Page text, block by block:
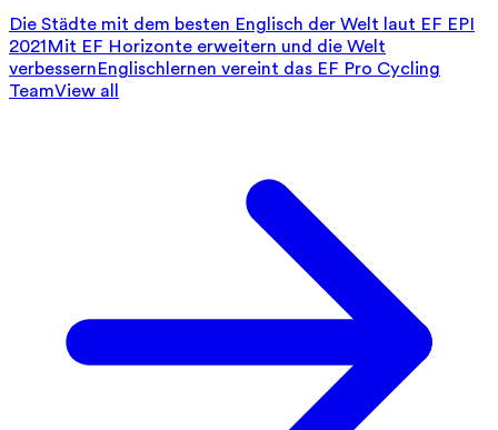
Die Städte mit dem besten Englisch der Welt laut EF EPI
2021Mit EF Horizonte erweitern und die Welt
verbessernEnglischlernen vereint das EF Pro Cycling
TeamView all